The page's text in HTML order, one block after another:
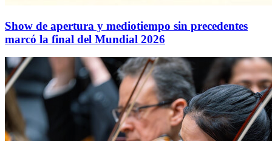
Show de apertura y mediotiempo sin precedentes
marcó la final del Mundial 2026